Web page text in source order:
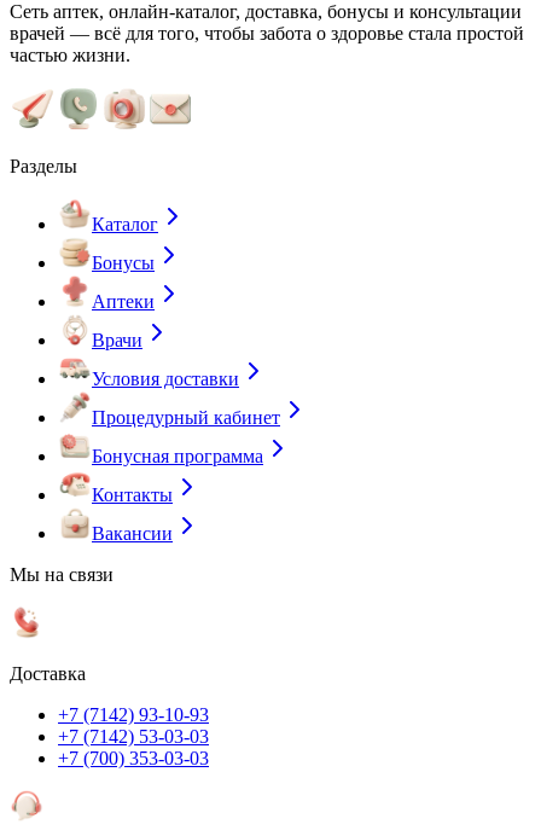
Сеть аптек, онлайн-каталог, доставка, бонусы и консультации
врачей — всё для того, чтобы забота о здоровье стала простой
частью жизни.
Разделы
Каталог
Бонусы
Аптеки
Врачи
Условия доставки
Процедурный кабинет
Бонусная программа
Контакты
Вакансии
Мы на связи
Доставка
+7 (7142) 93-10-93
+7 (7142) 53-03-03
+7 (700) 353-03-03